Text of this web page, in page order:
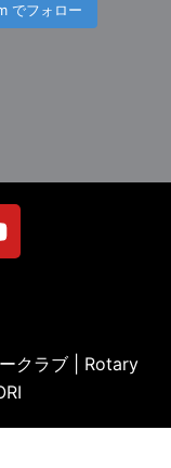
でフォロー
クラブ | Rotary